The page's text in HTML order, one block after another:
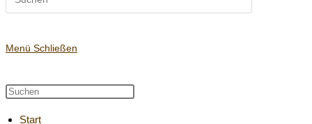
Suche
durchsuchen
Menü Schließen
Diese
Start